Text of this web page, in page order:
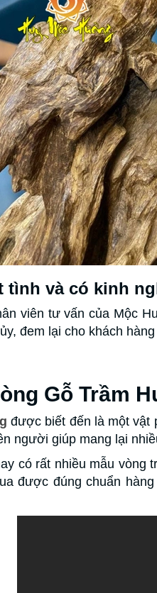
tình và có kinh
viên tư vấn của Mộc
đem lại cho khách
Gỗ Trầm
được biết đến là một vật
người giúp mang lại
có rất nhiều mẫu vòng
được đúng chuẩn